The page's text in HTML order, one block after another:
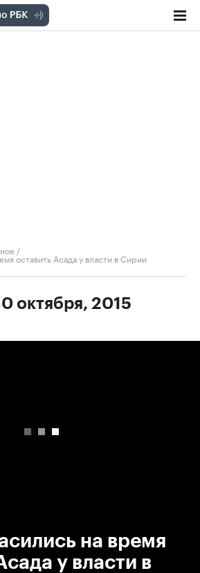
/
оставить Асада у власти в Сирии
октября, 2015
на время
у власти в